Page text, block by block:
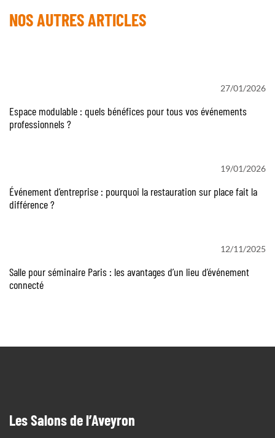
NOS AUTRES ARTICLES
27/01/2026
Espace modulable : quels bénéfices pour tous vos événements
professionnels ?
19/01/2026
Événement d’entreprise : pourquoi la restauration sur place fait la
différence ?
12/11/2025
Salle pour séminaire Paris : les avantages d’un lieu d’événement
connecté
Les Salons de l’Aveyron